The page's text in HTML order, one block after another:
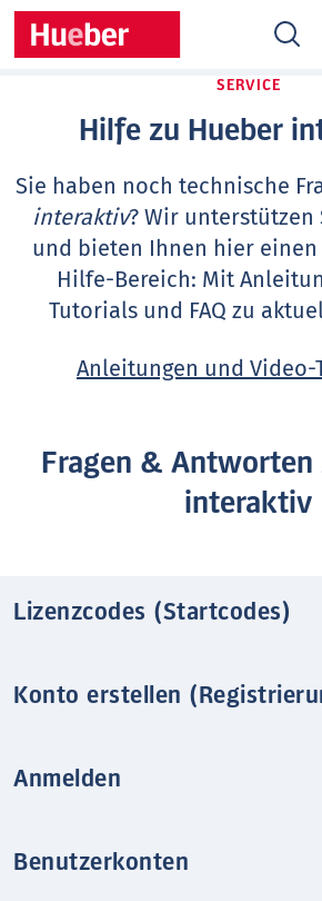
SERVICE
Hilfe zu Hueber
Sie haben noch technische
interaktiv? Wir unterstützen
und bieten Ihnen hier
Hilfe-Bereich: Mit
Tutorials und FAQ zu
Anleitungen und Video-
Fragen & Antworten
interaktiv
Lizenzcodes (Startcodes)
Konto erstellen
Anmelden
Benutzerkonten